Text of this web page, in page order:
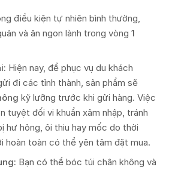
điều kiện tự nhiên bình thường,
và ăn ngon lành trong vòng 1
Hiện nay, để phục vụ du khách
đi các tỉnh thành, sản phẩm sẽ
kỹ lưỡng trước khi gửi hàng. Việc
tuyệt đối vi khuẩn xâm nhập, tránh
hư hỏng, ôi thiu hay mốc do thời
hoàn toàn có thể yên tâm đặt mua.
Bạn có thể bóc túi chân không và